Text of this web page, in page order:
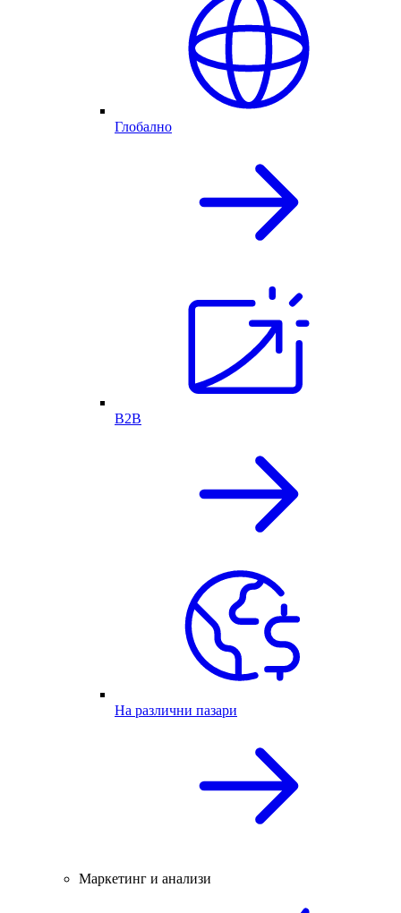
Глобално
B2B
На различни пазари
Маркетинг и анализи